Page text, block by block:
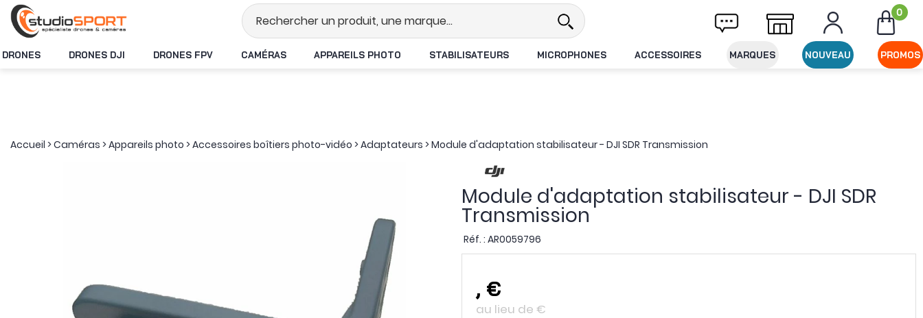
Stock en temps réel Livraison offerte dès 49€ d'achat 0
DRONES DRONES DJI DRONES FPV CAMÉRAS APPAREILS PHOTO STABILISATEURS MICROPHONES ACCESSOIRES MARQUES NOUVEAU PROMOS
Accueil >Caméras >Appareils photo >Accessoires boîtiers photo-vidéo >Adaptateurs >Module d'adaptation stabilisateur - DJI SDR Transmission
Module d'adaptation stabilisateur - DJI SDR
Transmission
Réf. : AR0059796
, €
au lieu de €